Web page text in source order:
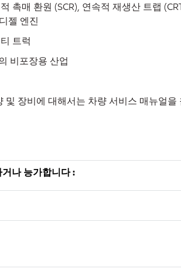
촉매 환원 (SCR), 연속적 재생산 트랩
디젤 엔진
트럭
비포장용 산업
및 장비에 대해서는 차량서비스 매뉴얼을
거나 능가합니다: